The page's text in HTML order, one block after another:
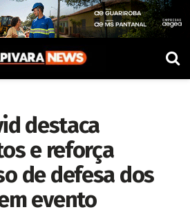
destaca
e reforça
de defesa dos
evento